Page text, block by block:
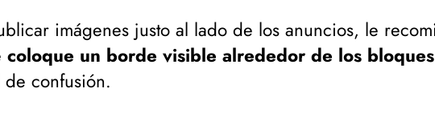
imágenes justo al lado de los anuncios, le
coloque un borde visible alrededor de los
confusión.